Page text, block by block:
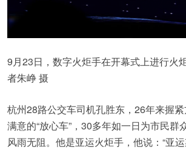
9月23日，数字火炬手在开幕式上进行火
者朱峥 摄
杭州28路公交车司机孔胜东，26年来握
满意的“放心车”，30多年如一日为市民群
风雨无阻。他是亚运火炬手，他说：“亚